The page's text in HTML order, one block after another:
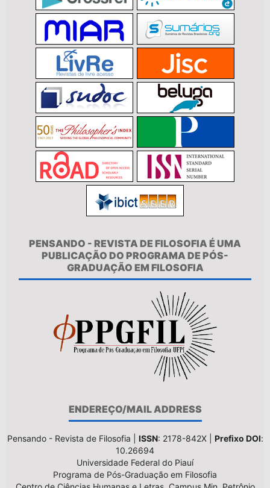
PENSANDO - REVISTA DE FILOSOFIA É UMA
PUBLICAÇÃO DO PROGRAMA DE PÓS-
GRADUAÇÃO EM FILOSOFIA
ENDEREÇO/MAIL ADDRESS
Pensando - Revista de Filosofia | ISSN: 2178-842X | Prefixo DOI:
10.26694
Universidade Federal do Piauí
Programa de Pós-Graduação em Filosofia